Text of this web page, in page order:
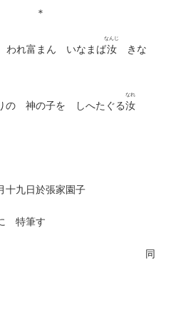
＊
われ富まん いなまば汝
なんじ
きな
の 神の子を しへたぐる汝
なれ
九日於張家園子
特筆す
同